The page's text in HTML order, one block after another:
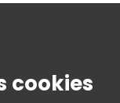
Et Mentions
cookies